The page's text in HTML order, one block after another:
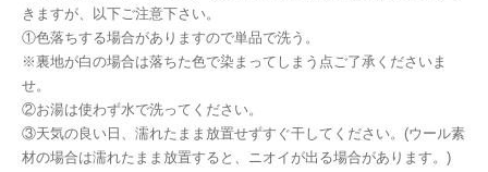
きますが、以下ご注意下さい。
①色落ちする場合がありますので単品で洗う。
※裏地が白の場合は落ちた色で染まってしまう点ご了承くださいま
せ。
②お湯は使わず水で洗ってください。
③天気の良い日、濡れたまま放置せずすぐ干してください。(ウール素
材の場合は濡れたまま放置すると、ニオイが出る場合があります。)